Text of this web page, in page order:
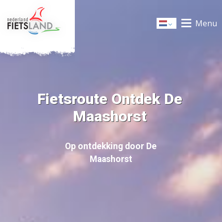
Dutch Menu
Fietsroute Ontdek De
Maashorst
Op ontdekking door De
Maashorst